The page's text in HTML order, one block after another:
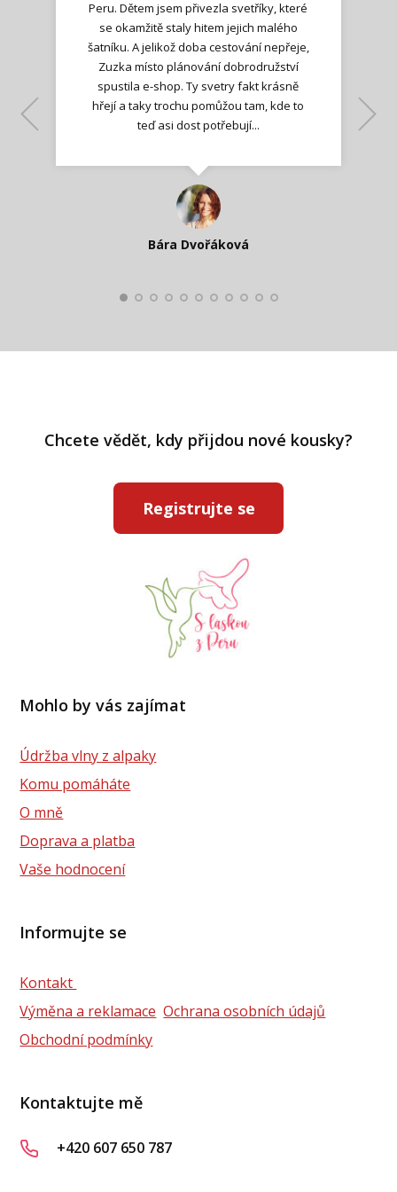
Peru. Dětem jsem přivezla svetříky, které
se okamžitě staly hitem jejich malého
šatníku. A jelikož doba cestování nepřeje,
Zuzka místo plánování dobrodružství
spustila e-shop. Ty svetry fakt krásně
hřejí a taky trochu pomůžou tam, kde to
teď asi dost potřebují...
Bára Dvořáková
Jana T.
Kateřina Veleta Štěpánová
Ilona M.
Lenka K.
Nadšená zpráva
Katka Perháčová
Smolková
Lenka K.
Chcete vědět, kdy přijdou nové kousky?
Registrujte se
Mohlo by vás zajímat
Údržba vlny z alpaky
Komu pomáháte
O mně
Doprava a platba
Vaše hodnocení
Informujte se
Kontakt
Výměna a reklamace Ochrana osobních údajů
Obchodní podmínky
Kontaktujte mě
+420 607 650 787